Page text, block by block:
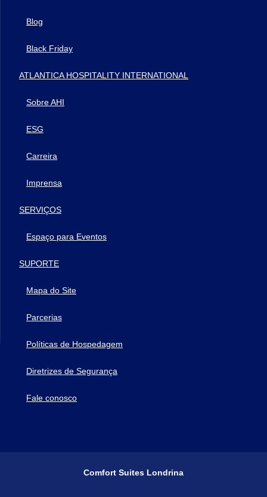
Blog
Black Friday
ATLANTICA HOSPITALITY INTERNATIONAL
Sobre AHI
ESG
Carreira
Imprensa
SERVIÇOS
Espaço para Eventos
SUPORTE
Mapa do Site
Parcerias
Políticas de Hospedagem
Diretrizes de Segurança
Fale conosco
Comfort Suites Londrina